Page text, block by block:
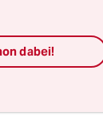
dabei!